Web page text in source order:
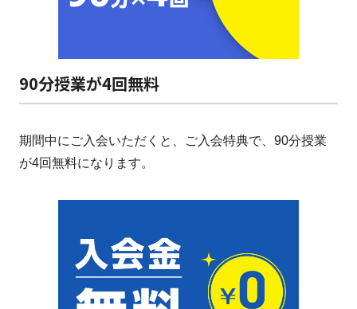
90分授業が4回無料
期間中にご入会いただくと、ご入会特典で、90分授業
が4回無料になります。